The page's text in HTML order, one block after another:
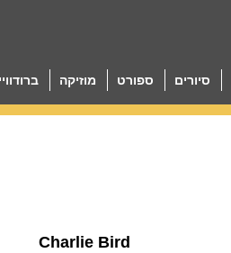
סיורים ספורט מוזיקה ברודוויי
Charlie Bird